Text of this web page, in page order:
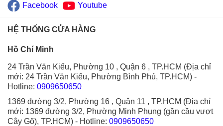
Facebook Youtube
HỆ THỐNG CỬA HÀNG
Hồ Chí Minh
24 Trần Văn Kiểu, Phường 10 , Quận 6 , TP.HCM (Địa chỉ
mới: 24 Trần Văn Kiểu, Phường Bình Phú, TP.HCM) -
Hotline: 0909650650
1369 đường 3/2, Phường 16 , Quận 11 , TP.HCM (Địa chỉ
mới: 1369 đường 3/2, Phường Minh Phụng (gần cầu vượt
Cây Gõ), TP.HCM) - Hotline: 0909650650